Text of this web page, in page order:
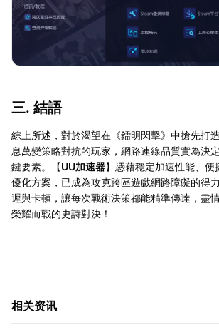
三. 結語
綜上所述，對於渴望在《鐳明閃擊》中搶先打
息萬變策略對抗的玩家，網路連線品質實為決
鍵要素。【UU加速器】憑藉穩定加速性能、便
優化方案，已成為攻克跨區遊戲網路障礙的得
遲與卡頓，讓每次戰術決策都能精準傳達，盡
榮耀而戰的史詩對決！
相关资讯